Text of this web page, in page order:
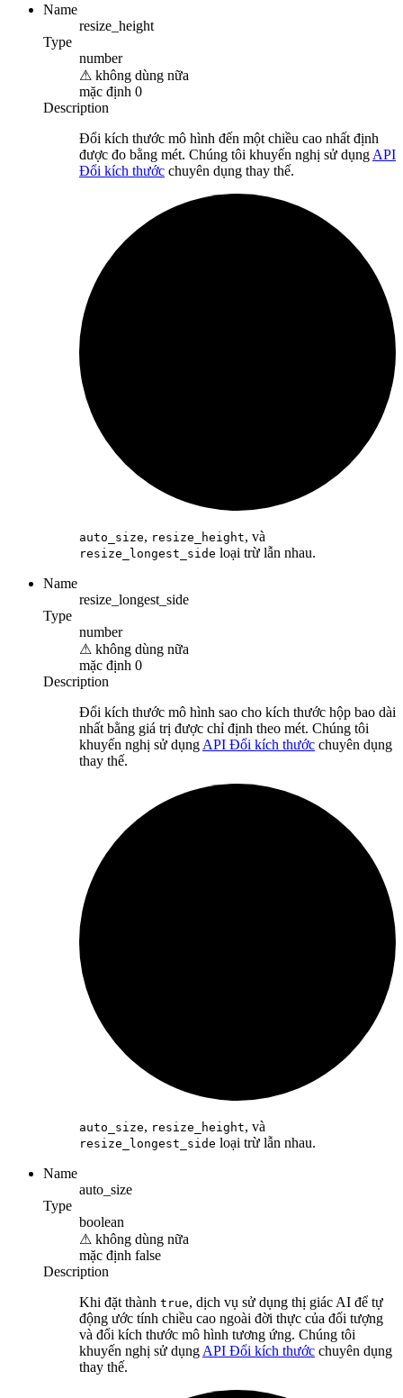
Name
resize_height
Type
number
⚠ không dùng nữa
mặc định 0
Description
Đổi kích thước mô hình đến một chiều cao nhất định
được đo bằng mét. Chúng tôi khuyến nghị sử dụng API
Đổi kích thước chuyên dụng thay thế.
auto_size, resize_height, và
resize_longest_side loại trừ lẫn nhau.
Name
resize_longest_side
Type
number
⚠ không dùng nữa
mặc định 0
Description
Đổi kích thước mô hình sao cho kích thước hộp bao dài
nhất bằng giá trị được chỉ định theo mét. Chúng tôi
khuyến nghị sử dụng API Đổi kích thước chuyên dụng
thay thế.
auto_size, resize_height, và
resize_longest_side loại trừ lẫn nhau.
Name
auto_size
Type
boolean
⚠ không dùng nữa
mặc định false
Description
Khi đặt thành true, dịch vụ sử dụng thị giác AI để tự
động ước tính chiều cao ngoài đời thực của đối tượng
và đổi kích thước mô hình tương ứng. Chúng tôi
khuyến nghị sử dụng API Đổi kích thước chuyên dụng
thay thế.